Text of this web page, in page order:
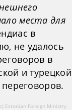
места для
в
не удалось
в
и турецкой
Estonian Foreign Ministry